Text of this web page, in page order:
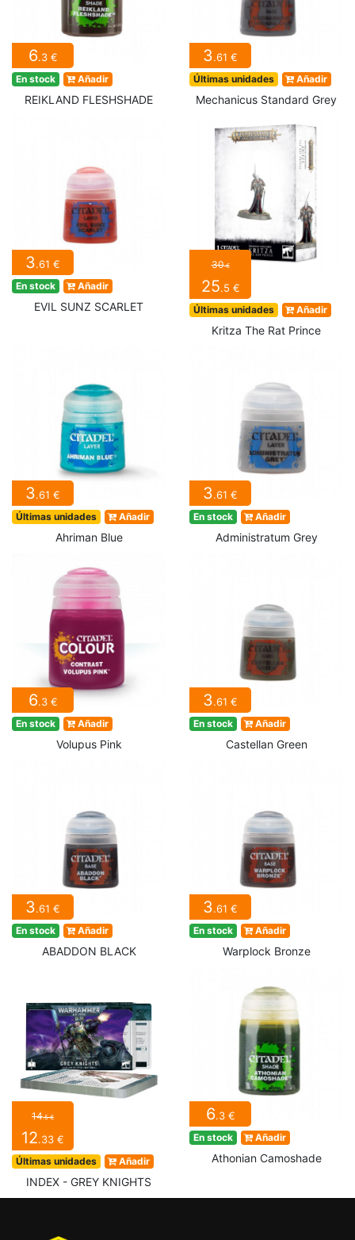
6.3 €
En stock Añadir
REIKLAND FLESHSHADE
3.61 €
Últimas unidades Añadir
Mechanicus Standard Grey
3.61 €
En stock Añadir
EVIL SUNZ SCARLET
30€
25.5 €
Últimas unidades Añadir
Kritza The Rat Prince
3.61 €
Últimas unidades Añadir
Ahriman Blue
3.61 €
En stock Añadir
Administratum Grey
6.3 €
En stock Añadir
Volupus Pink
3.61 €
En stock Añadir
Castellan Green
3.61 €
En stock Añadir
ABADDON BLACK
3.61 €
En stock Añadir
Warplock Bronze
14.5 €
12.33 €
Últimas unidades Añadir
INDEX - GREY KNIGHTS
6.3 €
En stock Añadir
Athonian Camoshade